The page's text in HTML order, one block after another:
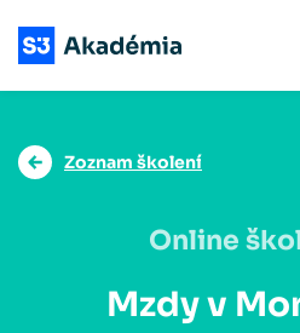
Zoznam školení
Online
Mzdy v